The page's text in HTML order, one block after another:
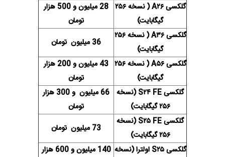
گلکسی A۲۶ ( نسخه ۲۵۶
گیگابایت)
28 میلیون و 500 هزار
تومان
گلکسی A۳۶ ( نسخه ۲۵۶
گیگابایت)
36 میلیون تومان
گلکسی A۵۶ ( نسخه ۲۵۶
گیگابایت)
43 میلیون و 200 هزار
تومان
گلکسی S۲۴ FE (نسخه
۲۵۶ گیگابایت)
66 میلیون و 300 هزار
تومان
گلکسی S۲۵ FE (نسخه
۲۵۶ گیگابایت)
73 میلیون تومان
گلکسی S۲۵ اولترا (نسخه
140 میلیون و 600 هزار